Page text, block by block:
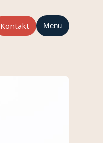
Kontakt Menu